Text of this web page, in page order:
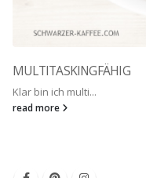
MULTITASKINGFÄHIG
Klar bin ich multi...
read more